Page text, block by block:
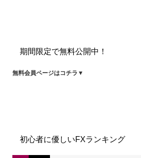
期間限定で無料公開中！
無料会員ページはコチラ▼
初心者に優しいFXランキング